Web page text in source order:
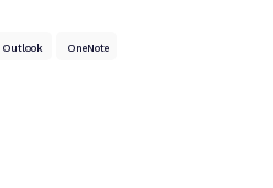
Outlook OneNote